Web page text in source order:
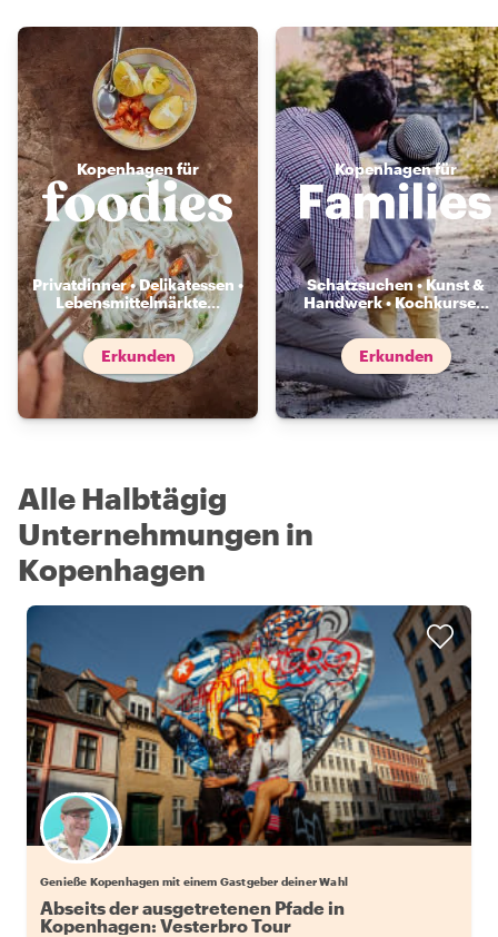
Kopenhagen für
Privatdinner • Delikatessen •
Lebensmittelmärkte...
Erkunden
Kopenhagen für
Schatzsuchen • Kunst &
Handwerk • Kochkurse...
Erkunden
Alle Halbtägig
Unternehmungen in
Kopenhagen
Wähle deinen Lieblingsgastgeber
Genieße Kopenhagen mit einem Gastgeber deiner Wahl
Abseits der ausgetretenen Pfade in
Kopenhagen: Vesterbro Tour